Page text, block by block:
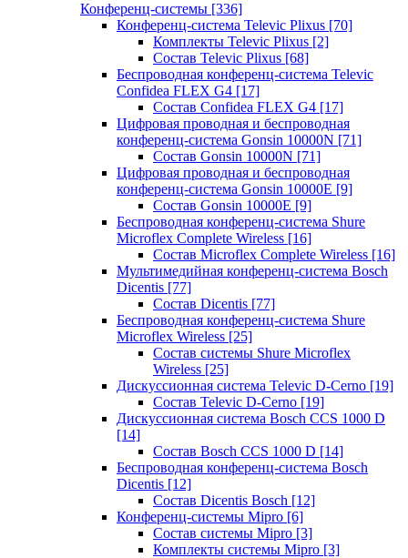
Конференц-системы [336]
Конференц-система Televic Plixus [70]
Комплекты Televic Plixus [2]
Состав Televic Plixus [68]
Беспроводная конференц-система Televic
Confidea FLEX G4 [17]
Состав Confidea FLEX G4 [17]
Цифровая проводная и беспроводная
конференц-система Gonsin 10000N [71]
Состав Gonsin 10000N [71]
Цифровая проводная и беспроводная
конференц-система Gonsin 10000E [9]
Состав Gonsin 10000E [9]
Беспроводная конференц-система Shure
Microflex Complete Wireless [16]
Состав Microflex Complete Wireless [16]
Мультимедийная конференц-система Bosch
Dicentis [77]
Состав Dicentis [77]
Беспроводная конференц-система Shure
Microflex Wireless [25]
Состав системы Shure Microflex
Wireless [25]
Дискуссионная система Televic D-Cerno [19]
Состав Televic D-Cerno [19]
Дискуссионная система Bosch CCS 1000 D
[14]
Состав Bosch CCS 1000 D [14]
Беспроводная конференц-система Bosch
Dicentis [12]
Состав Dicentis Bosch [12]
Конференц-системы Mipro [6]
Состав системы Mipro [3]
Комплекты системы Mipro [3]